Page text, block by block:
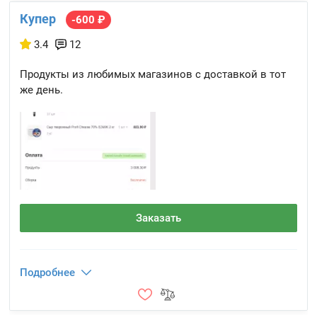
Купер
-600 ₽
3.4
12
Продукты из любимых магазинов с доставкой в тот
же день.
Заказать
Подробнее